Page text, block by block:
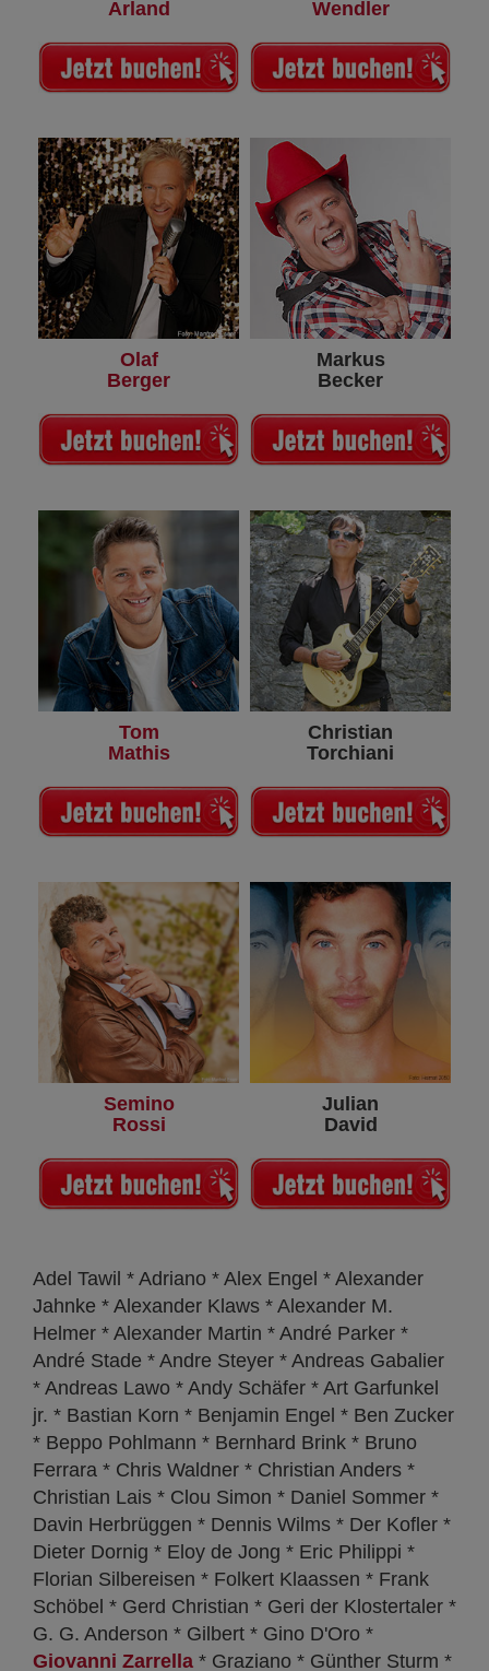
Arland Wendler
Olaf
Berger
Markus
Becker
Tom
Mathis
Christian
Torchiani
Semino
Rossi
Julian
David
Adel Tawil * Adriano * Alex Engel * Alexander
Jahnke * Alexander Klaws * Alexander M.
Helmer * Alexander Martin * André Parker *
André Stade * Andre Steyer * Andreas Gabalier
* Andreas Lawo * Andy Schäfer * Art Garfunkel
jr. * Bastian Korn * Benjamin Engel * Ben Zucker
* Beppo Pohlmann * Bernhard Brink * Bruno
Ferrara * Chris Waldner * Christian Anders *
Christian Lais * Clou Simon * Daniel Sommer *
Davin Herbrüggen * Dennis Wilms * Der Kofler *
Dieter Dornig * Eloy de Jong * Eric Philippi *
Florian Silbereisen * Folkert Klaassen * Frank
Schöbel * Gerd Christian * Geri der Klostertaler *
G. G. Anderson * Gilbert * Gino D'Oro *
Giovanni Zarrella * Graziano * Günther Sturm *